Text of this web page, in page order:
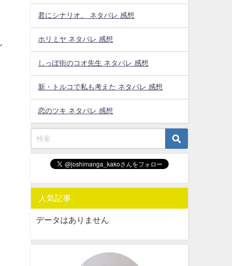
君にシナリオ。 ネタバレ 感想
ホリミヤ ネタバレ 感想
しっぽ街のコオ先生 ネタバレ 感想
新・トルコで私も考えた ネタバレ 感想
恋のツキ ネタバレ 感想
人気記事
データはありません